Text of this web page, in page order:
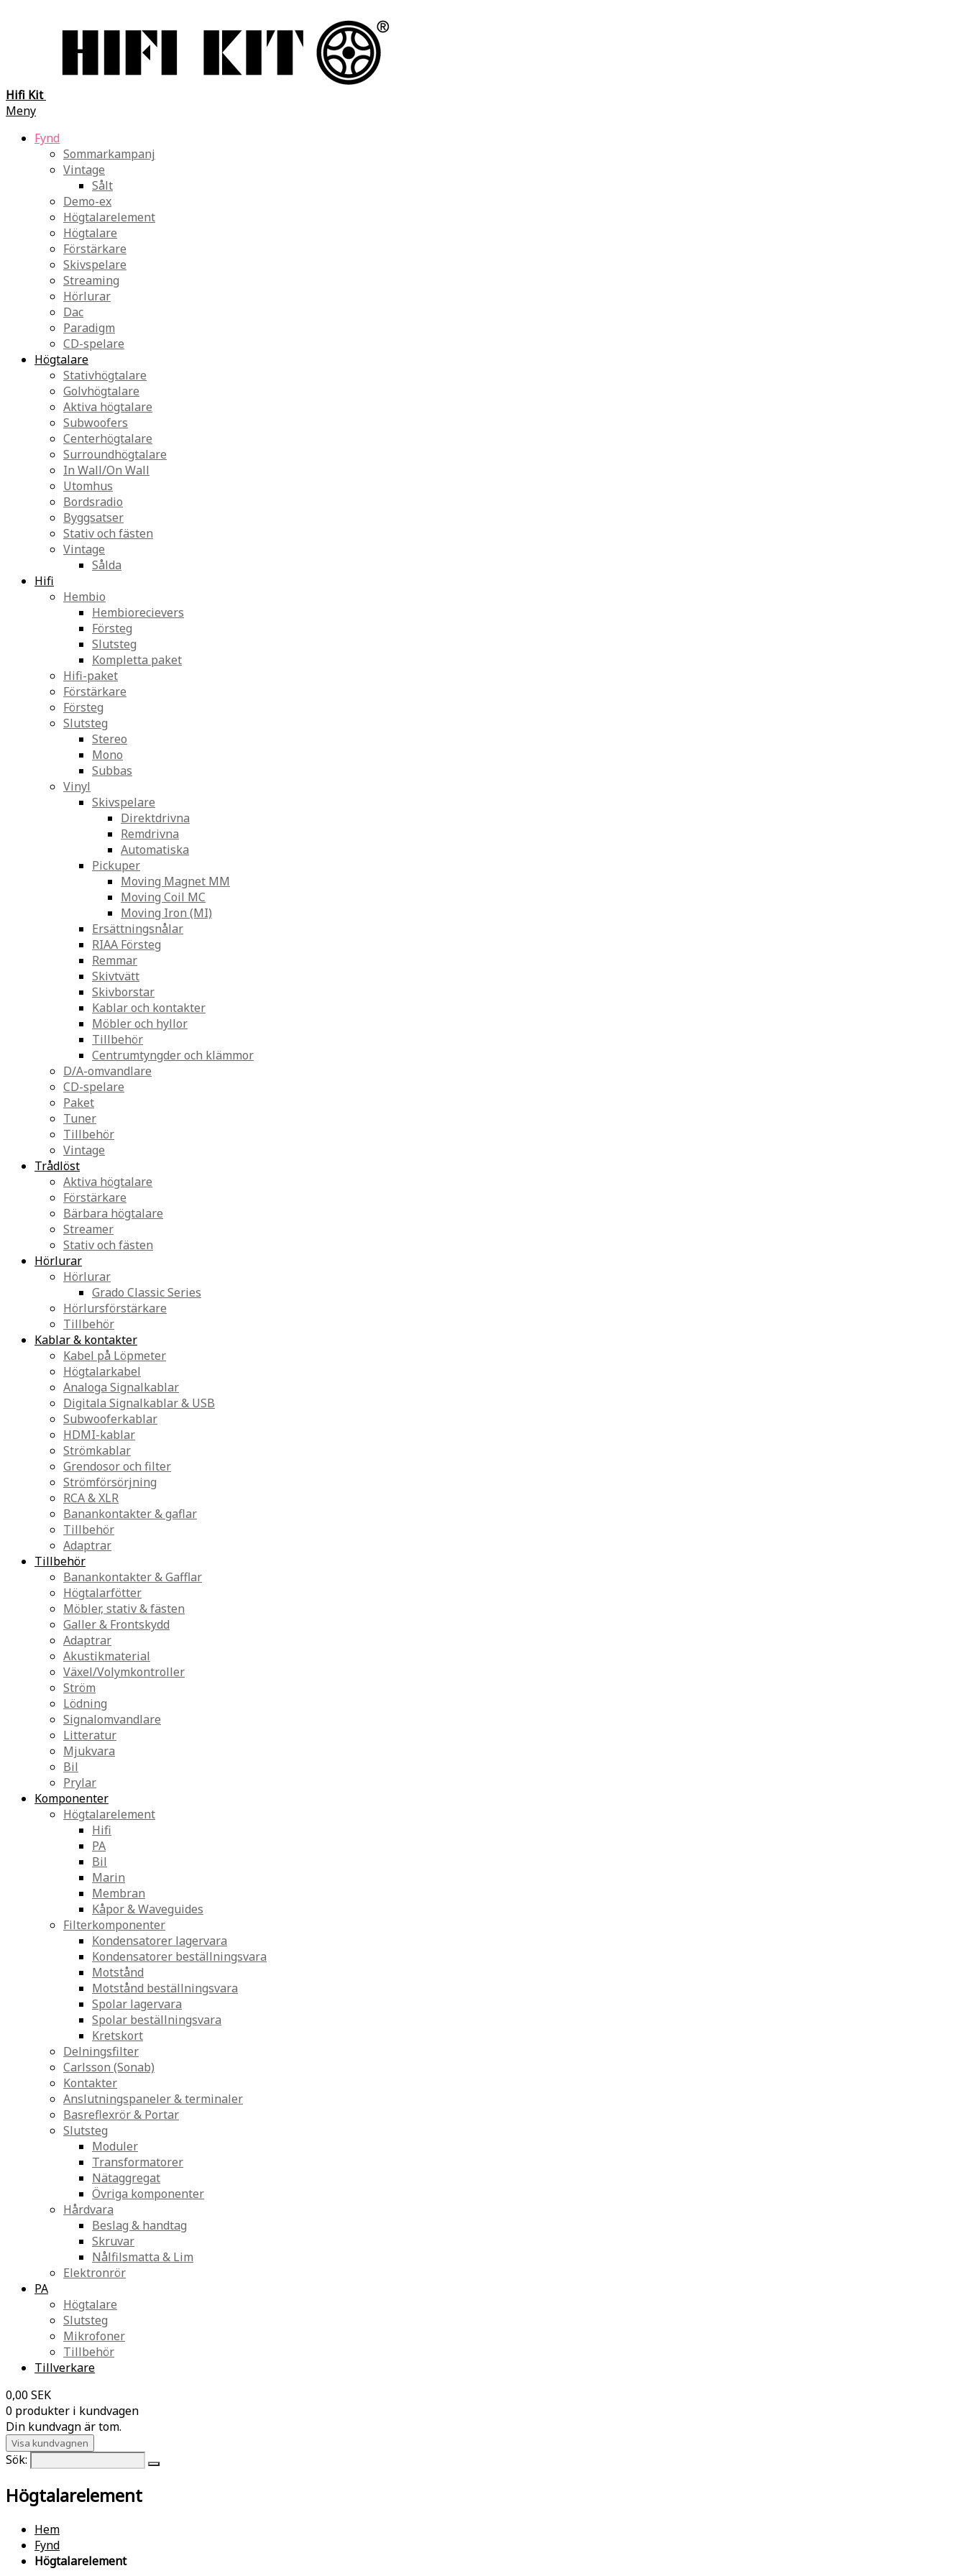
Hifi Kit
Meny
Fynd
Sommarkampanj
Vintage
Sålt
Demo-ex
Högtalarelement
Högtalare
Förstärkare
Skivspelare
Streaming
Hörlurar
Dac
Paradigm
CD-spelare
Högtalare
Stativhögtalare
Golvhögtalare
Aktiva högtalare
Subwoofers
Centerhögtalare
Surroundhögtalare
In Wall/On Wall
Utomhus
Bordsradio
Byggsatser
Stativ och fästen
Vintage
Sålda
Hifi
Hembio
Hembiorecievers
Försteg
Slutsteg
Kompletta paket
Hifi-paket
Förstärkare
Försteg
Slutsteg
Stereo
Mono
Subbas
Vinyl
Skivspelare
Direktdrivna
Remdrivna
Automatiska
Pickuper
Moving Magnet MM
Moving Coil MC
Moving Iron (MI)
Ersättningsnålar
RIAA Försteg
Remmar
Skivtvätt
Skivborstar
Kablar och kontakter
Möbler och hyllor
Tillbehör
Centrumtyngder och klämmor
D/A-omvandlare
CD-spelare
Paket
Tuner
Tillbehör
Vintage
Trådlöst
Aktiva högtalare
Förstärkare
Bärbara högtalare
Streamer
Stativ och fästen
Hörlurar
Hörlurar
Grado Classic Series
Hörlursförstärkare
Tillbehör
Kablar & kontakter
Kabel på Löpmeter
Högtalarkabel
Analoga Signalkablar
Digitala Signalkablar & USB
Subwooferkablar
HDMI-kablar
Strömkablar
Grendosor och filter
Strömförsörjning
RCA & XLR
Banankontakter & gaflar
Tillbehör
Adaptrar
Tillbehör
Banankontakter & Gafflar
Högtalarfötter
Möbler, stativ & fästen
Galler & Frontskydd
Adaptrar
Akustikmaterial
Växel/Volymkontroller
Ström
Lödning
Signalomvandlare
Litteratur
Mjukvara
Bil
Prylar
Komponenter
Högtalarelement
Hifi
PA
Bil
Marin
Membran
Kåpor & Waveguides
Filterkomponenter
Kondensatorer lagervara
Kondensatorer beställningsvara
Motstånd
Motstånd beställningsvara
Spolar lagervara
Spolar beställningsvara
Kretskort
Delningsfilter
Carlsson (Sonab)
Kontakter
Anslutningspaneler & terminaler
Basreflexrör & Portar
Slutsteg
Moduler
Transformatorer
Nätaggregat
Övriga komponenter
Hårdvara
Beslag & handtag
Skruvar
Nålfilsmatta & Lim
Elektronrör
PA
Högtalare
Slutsteg
Mikrofoner
Tillbehör
Tillverkare
0,00 SEK
0 produkter i kundvagen
Din kundvagn är tom.
Visa kundvagnen
Sök:
Högtalarelement
Hem
Fynd
Högtalarelement